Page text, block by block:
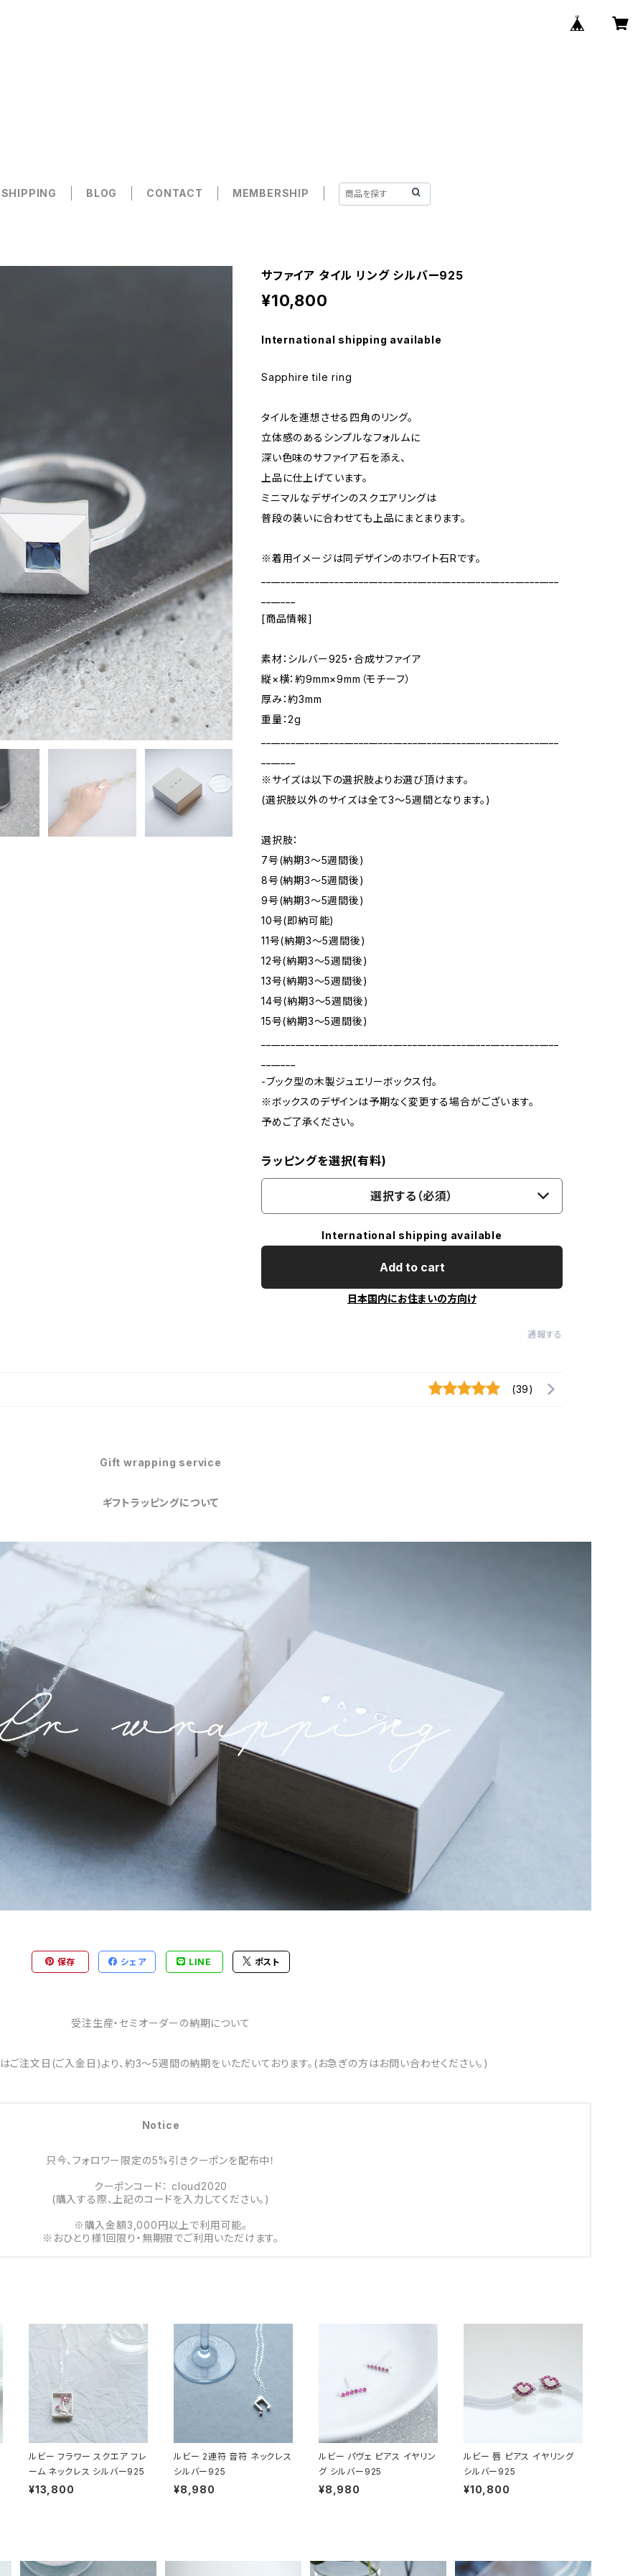
SHIPPING BLOG CONTACT MEMBERSHIP
サファイア タイル リング シルバー925
¥10,800
International shipping available
Sapphire tile ring
タイルを連想させる四角のリング。
立体感のあるシンプルなフォルムに
深い色味のサファイア石を添え、
上品に仕上げています。
ミニマルなデザインのスクエアリングは
普段の装いに合わせても上品にまとまります。
※着用イメージは同デザインのホワイト石Rです。
[商品情報]
素材：シルバー925・合成サファイア
縦×横：約9mm×9mm（モチーフ）
厚み：約3mm
重量：2g
※サイズは以下の選択肢よりお選び頂けます。
(選択肢以外のサイズは全て3～5週間となります。)
選択肢：
7号(納期3～5週間後)
8号(納期3～5週間後)
9号(納期3～5週間後)
10号(即納可能)
11号(納期3～5週間後)
12号(納期3～5週間後)
13号(納期3～5週間後)
14号(納期3～5週間後)
15号(納期3～5週間後)
-ブック型の木製ジュエリーボックス付。
※ボックスのデザインは予期なく変更する場合がございます。
予めご了承ください。
ラッピングを選択(有料)
選択する（必須）
International shipping available
Add to cart
日本国内にお住まいの方向け
通報する
(39)
Gift wrapping service
ギフトラッピングについて
保存 シェア LINE ポスト
受注生産・セミオーダーの納期について
ご注文日(ご入金日)より、約3～5週間の納期をいただいております。(お急ぎの方はお問い合わせください。)
Notice
只今、フォロワー限定の5%引きクーポンを配布中！
クーポンコード： cloud2020
(購入する際、上記のコードを入力してください。)
※購入金額3,000円以上で利用可能。
※おひとり様1回限り・無期限でご利用いただけます。
ルビー フラワー スクエア フレ
ーム ネックレス シルバー925
¥13,800
ルビー 2連符 音符 ネックレス
シルバー925
¥8,980
ルビー パヴェ ピアス イヤリン
グ シルバー925
¥8,980
ルビー 唇 ピアス イヤリング
シルバー925
¥10,800